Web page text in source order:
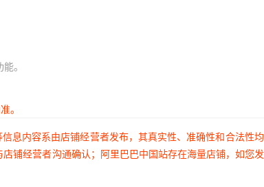
。
。
息内容系由店铺经营者发布，其真实性、准确性和合法性
铺经营者沟通确认；阿里巴巴中国站存在海量店铺，如您